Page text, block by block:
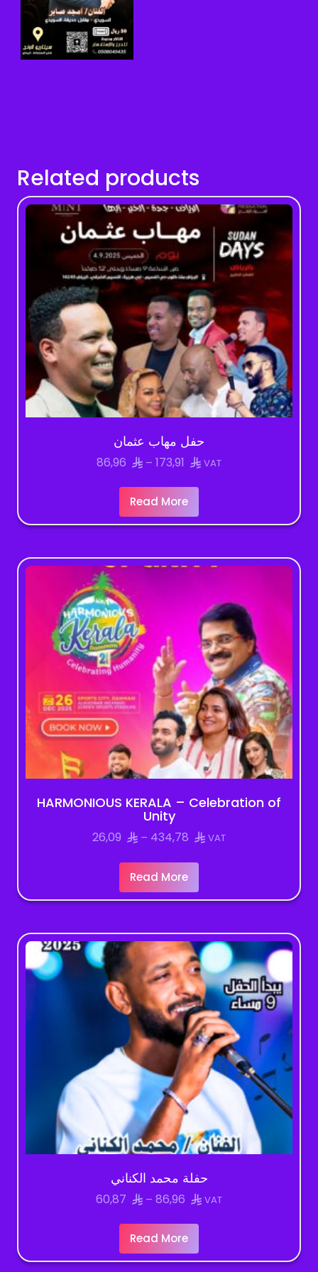
Related products
حفل مهاب عثمان
86,96 – 173,91
Price
173,91
VAT
Read More
HARMONIOUS KERALA – Celebration of
Unity
26,09 – 434,78
Price
434,78
VAT
Read More
حفلة محمد الكناني
60,87 – 86,96
Price
86,96
VAT
Read More